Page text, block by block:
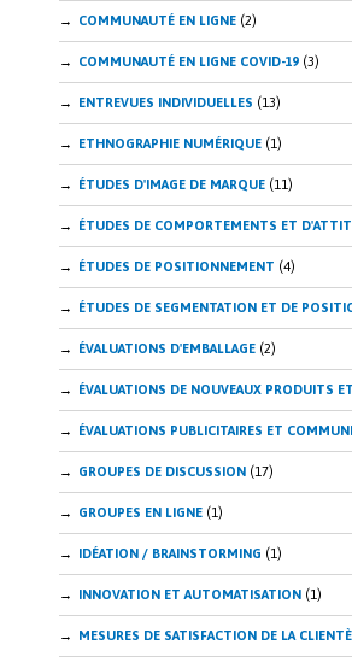
COMMUNAUTÉ EN LIGNE (2)
COMMUNAUTÉ EN LIGNE COVID-19 (3)
ENTREVUES INDIVIDUELLES (13)
ETHNOGRAPHIE NUMÉRIQUE (1)
ÉTUDES D'IMAGE DE MARQUE (11)
ÉTUDES DE COMPORTEMENTS ET
ÉTUDES DE POSITIONNEMENT (4)
ÉTUDES DE SEGMENTATION ET DE
ÉVALUATIONS D'EMBALLAGE (2)
ÉVALUATIONS DE NOUVEAUX PRODUITS
ÉVALUATIONS PUBLICITAIRES ET
GROUPES DE DISCUSSION (17)
GROUPES EN LIGNE (1)
IDÉATION / BRAINSTORMING (1)
INNOVATION ET AUTOMATISATION (1)
MESURES DE SATISFACTION DE LA